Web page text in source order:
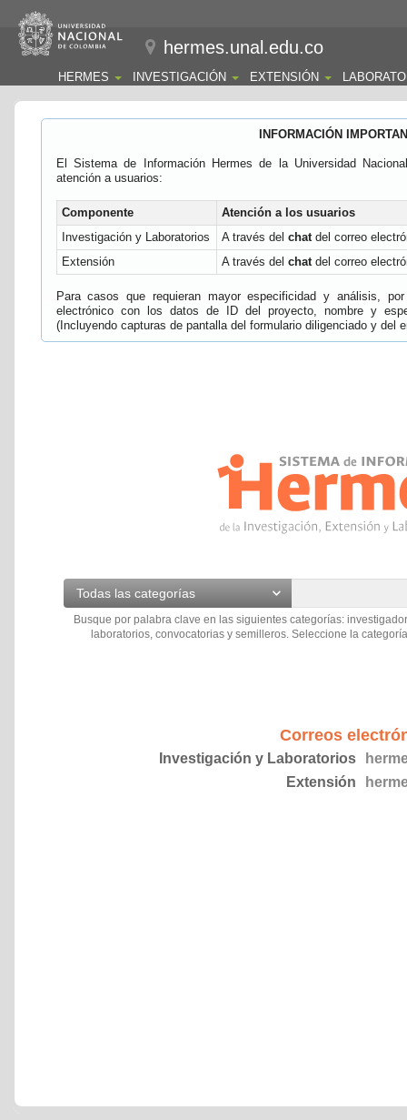
hermes.unal.edu.co
HERMES INVESTIGACIÓN EXTENSIÓN
INFORMACIÓN
El Sistema de Información Hermes de la Universidad
atención a usuarios:
Componente
Atención a los usuarios
Investigación y Laboratorios
A través del chatdel correo
Extensión
A través del chatdel correo
Para casos que requieran mayor especificidad y análisis,
electrónico con los datos de ID del proyecto, nombre y
(Incluyendo capturas de pantalla del formulario diligenciado y del
Todas las categorías
Busque por palabra clave en las siguientes categorías:
laboratorios, convocatorias y semilleros. Seleccione la
Correos
Investigación y Laboratorios
Extensión